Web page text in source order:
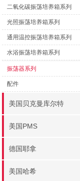
二氧化碳振荡培养箱系列
光照振荡培养箱系列
通用温控振荡培养箱系列
水浴振荡培养箱系列
振荡器系列
配件
美国贝克曼库尔特
美国PMS
德国耶拿
美国哈希